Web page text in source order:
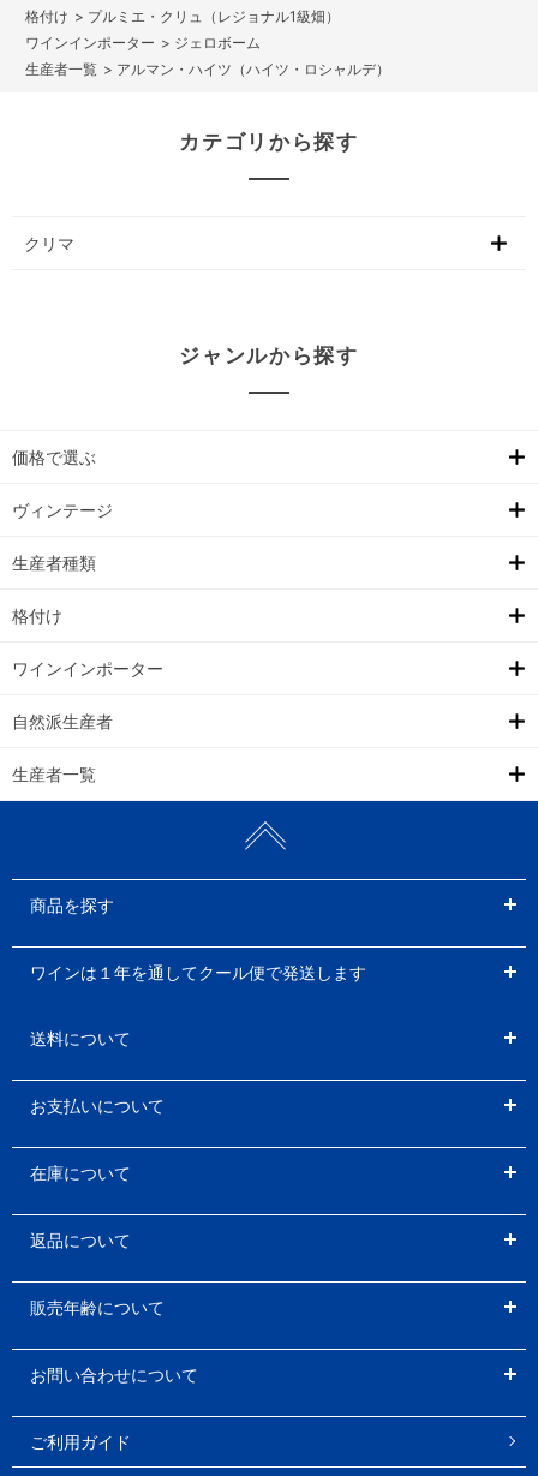
> プルミエ・クリュ（レジョナル1級畑）
> ジェロボーム
> アルマン・ハイツ（ハイツ・ロシャルデ）
カテゴリから探す
クリマ
ジャンルから探す
価格で選ぶ
ヴィンテージ
生産者種類
格付け
ワインインポーター
自然派生産者
生産者一覧
商品を探す
ワインは１年を通してクール便で発送します
送料について
お支払いについて
在庫について
返品について
販売年齢について
お問い合わせについて
ご利用ガイド